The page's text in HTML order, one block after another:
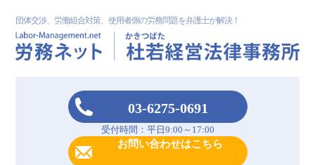
団体交渉、労働組合対策、使用者側の労務問題を弁護士が解決！
03-6275-0691
受付時間：平日9:00～17:00
お問い合わせはこちら